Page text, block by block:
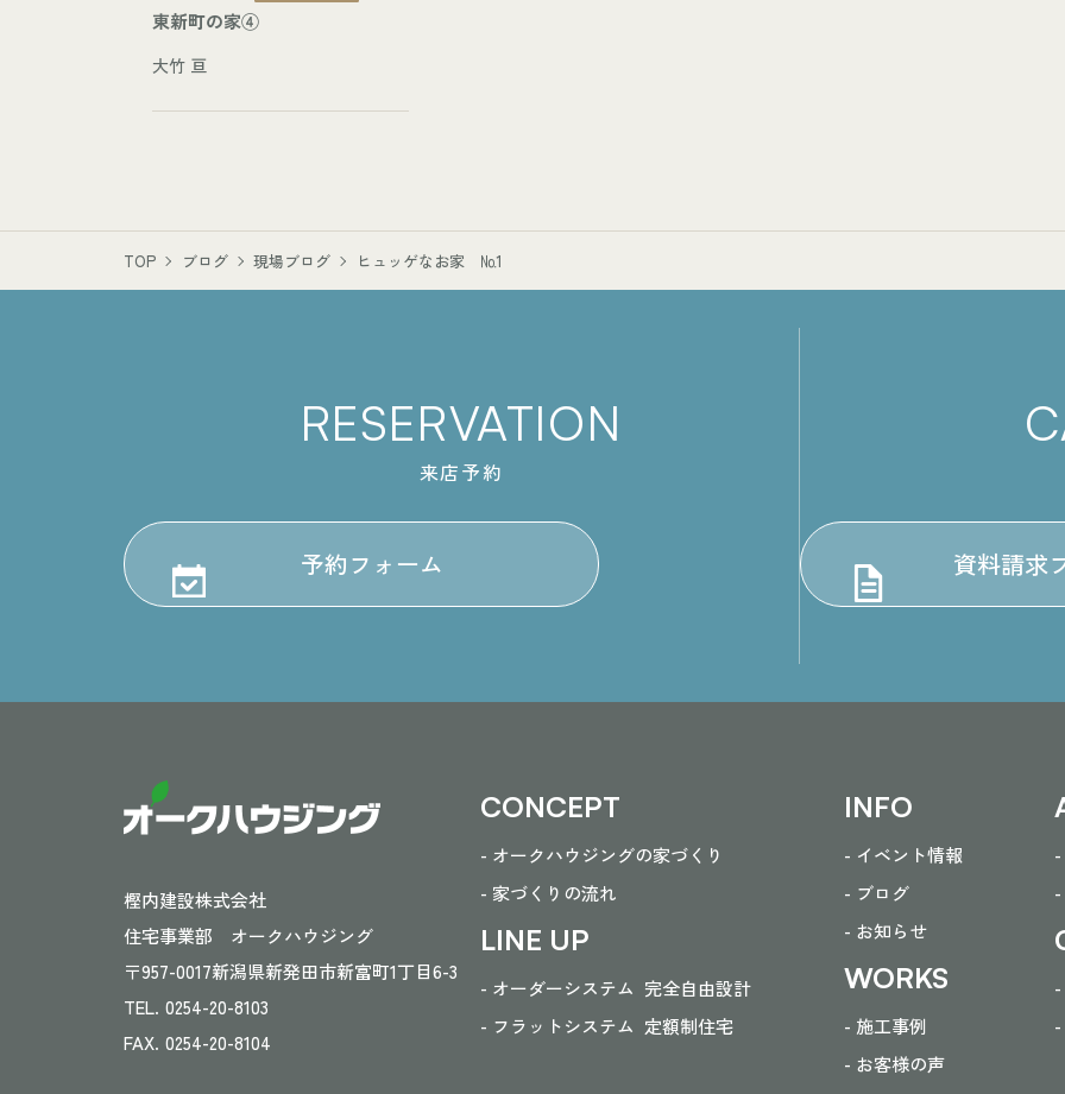
東新町の家④
大竹 亘
TOP ブログ 現場ブログ ヒュッゲなお家 №1
RESERVATION
来店予約
予約フォーム 資料請求
樫内建設株式会社
住宅事業部 オークハウジング
〒957-0017新潟県新発田市新富町1丁目6-3
TEL. 0254-20-8103
FAX. 0254-20-8104
CONCEPT
- オークハウジングの家づくり
- 家づくりの流れ
LINE UP
- オーダーシステム 完全自由設計
- フラットシステム 定額制住宅
INFO
- イベント情報
- ブログ
- お知らせ
WORKS
- 施工事例
- お客様の声